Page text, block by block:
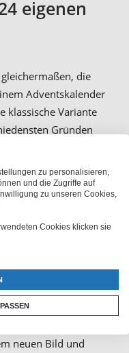
eigenen
die
Adventskalender
klassische Variante
Gründen
mit
auch Fotogeschenke
Adventskalender
Formaten,
. Lass auf den
neuen Bild und
zu personalisieren,
und die Zugriffe auf
zu unseren Cookies,
Cookies klicken sie